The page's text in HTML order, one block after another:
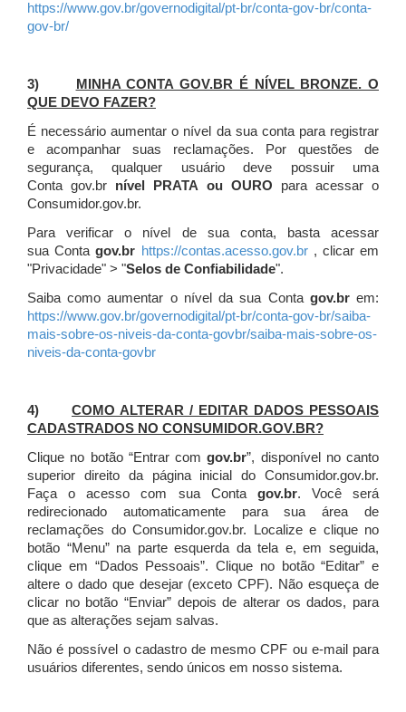
https://www.gov.br/governodigital/pt-br/conta-gov-br/conta-
gov-br/
3)
MINHA CONTA GOV.BR É NÍVEL BRONZE. O
QUE DEVO FAZER?
É necessário aumentar o nível da sua conta para registrar
e acompanhar suas reclamações. Por questões de
segurança, qualquer usuário deve possuir uma
Conta gov.br nível PRATA ou OURO para acessar o
Consumidor.gov.br.
Para verificar o nível de sua conta, basta acessar
sua Contagov.br https://contas.acesso.gov.br, clicar em
"Privacidade" > "Selos de Confiabilidade".
Saiba como aumentar o nível da sua Conta gov.brem:
https://www.gov.br/governodigital/pt-br/conta-gov-br/saiba-
mais-sobre-os-niveis-da-conta-govbr/saiba-mais-sobre-os-
niveis-da-conta-govbr
4) COMO ALTERAR / EDITAR DADOS PESSOAIS
CADASTRADOS NO CONSUMIDOR.GOV.BR?
Clique no botão “Entrar comgov.br”, disponível no canto
superior direito da página inicial do Consumidor.gov.br.
Faça o acesso com sua Conta gov.br. Você será
redirecionado automaticamente para sua área de
reclamações do Consumidor.gov.br.
Localize e clique no
botão “Menu” na parte esquerda da tela e, em seguida,
clique em “Dados Pessoais”. Clique no botão “Editar” e
altere o dado que desejar (exceto CPF). Não esqueça de
clicar no botão “Enviar” depois de alterar os dados, para
que as alterações sejam salvas.
Não é possível o cadastro de mesmo CPF ou e-mail para
usuários diferentes, sendo únicos em nosso sistema.